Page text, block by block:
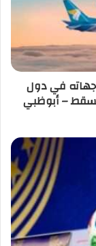
في دول
– أبوظبي